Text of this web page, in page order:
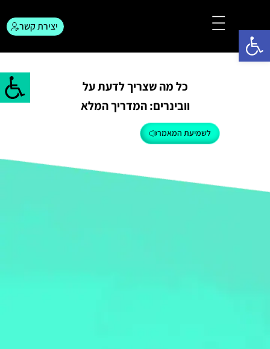
יצירת קשר
כל מה שצריך לדעת על
וובינרים: המדריך המלא
לשמיעת המאמר
פתח סרגל נגישות